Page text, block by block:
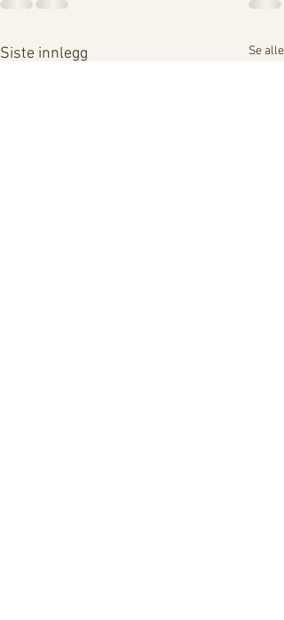
Siste innlegg Se alle